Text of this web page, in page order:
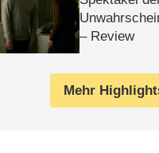
– Review
Mehr